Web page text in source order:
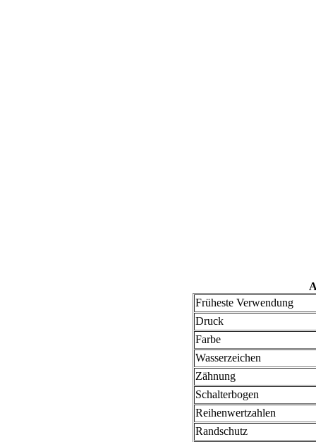
Früheste Verwendung
Druck
Farbe
Wasserzeichen
Zähnung
Schalterbogen
Reihenwertzahlen
Randschutz